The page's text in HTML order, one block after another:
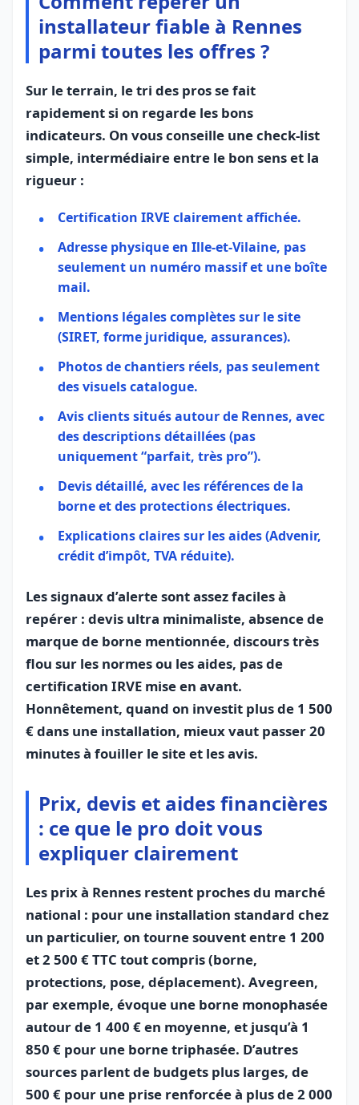
installateur fiable à Rennes
parmi toutes les offres ?
Sur le terrain, le tri des pros se fait
rapidement si on regarde les bons
indicateurs. On vous conseille une check‑list
simple, intermédiaire entre le bon sens et la
rigueur :
Certification IRVE clairement affichée.
Adresse physique en Ille‑et‑Vilaine, pas
seulement un numéro massif et une boîte
mail.
Mentions légales complètes sur le site
(SIRET, forme juridique, assurances).
Photos de chantiers réels, pas seulement
des visuels catalogue.
Avis clients situés autour de Rennes, avec
des descriptions détaillées (pas
uniquement “parfait, très pro”).
Devis détaillé, avec les références de la
borne et des protections électriques.
Explications claires sur les aides (Advenir,
crédit d’impôt, TVA réduite).
Les signaux d’alerte sont assez faciles à
repérer : devis ultra minimaliste, absence de
marque de borne mentionnée, discours très
flou sur les normes ou les aides, pas de
certification IRVE mise en avant.
Honnêtement, quand on investit plus de 1 500
€ dans une installation, mieux vaut passer 20
minutes à fouiller le site et les avis.
Prix, devis et aides financières
: ce que le pro doit vous
expliquer clairement
Les prix à Rennes restent proches du marché
national : pour une installation standard chez
un particulier, on tourne souvent entre 1 200
et 2 500 € TTC tout compris (borne,
protections, pose, déplacement). Avegreen,
par exemple, évoque une borne monophasée
autour de 1 400 € en moyenne, et jusqu’à 1
850 € pour une borne triphasée. D’autres
sources parlent de budgets plus larges, de
500 € pour une prise renforcée à plus de 2 000